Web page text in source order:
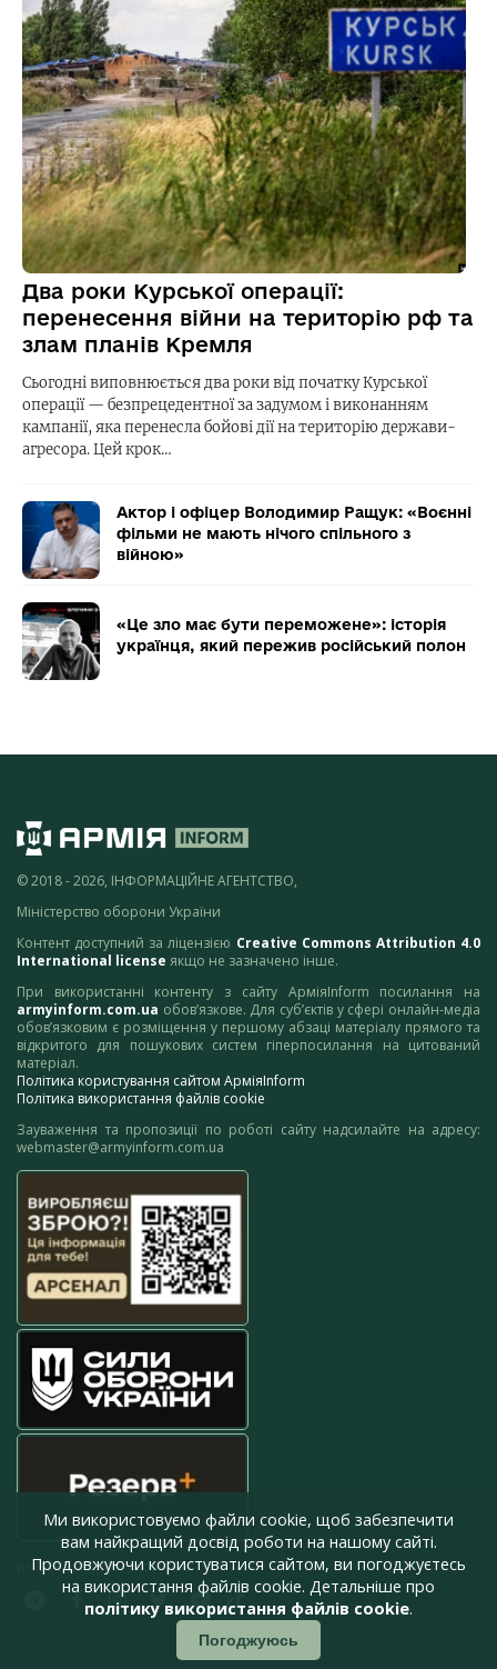
Два роки Курської операції:
перенесення війни на територію рф та
злам планів Кремля
Сьогодні виповнюється два роки від початку Курської
операції — безпрецедентної за задумом і виконанням
кампанії, яка перенесла бойові дії на територію держави-
агресора. Цей крок…
Актор і офіцер Володимир Ращук: «Воєнні
фільми не мають нічого спільного з
війною»
«Це зло має бути переможене»: історія
українця, який пережив російський полон
© 2018 - 2026, ІНФОРМАЦІЙНЕ АГЕНТСТВО,
Міністерство оборони України
Контент доступний за ліцензією Creative Commons Attribution 4.0
International license якщо не зазначено інше.
При використанні контенту з сайту АрміяInform посилання на
armyinform.com.ua обов’язкове. Для суб’єктів у сфері онлайн-медіа
обов’язковим є розміщення у першому абзаці матеріалу прямого та
відкритого для пошукових систем гіперпосилання на цитований
матеріал.
Політика користування сайтом АрміяInform
Політика використання файлів cookie
Зауваження та пропозиції по роботі сайту надсилайте на адресу:
webmaster@armyinform.com.ua
press@armyinform.com.ua
Ми використовуємо файли cookie, щоб забезпечити
вам найкращий досвід роботи на нашому сайті.
Продовжуючи користуватися сайтом, ви погоджуєтесь
на використання файлів cookie. Детальніше про
політику використання файлів cookie.
Погоджуюсь